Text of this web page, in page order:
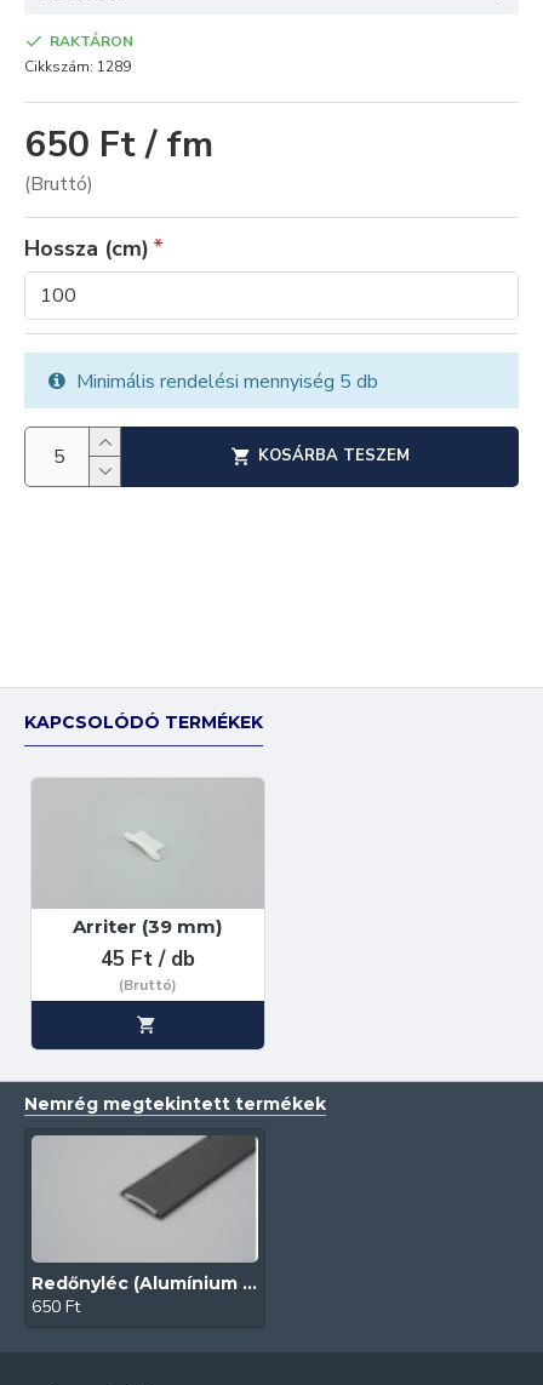
650 Ft / fm
(Bruttó)
RAKTÁRON
Cikkszám: 1289
Hossza (cm)
KOSÁRBA TESZEM
Minimális rendelési mennyiség 5 db
KAPCSOLÓDÓ TERMÉKEK
Arriter (39 mm)
45 Ft / db
(Bruttó)
Nemrég megtekintett termékek
Redőnyléc (Alumínium | 39 mm | Bazalt szürke)
650 Ft